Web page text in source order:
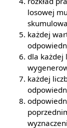
losowej
każdej
dla każdej
każdej